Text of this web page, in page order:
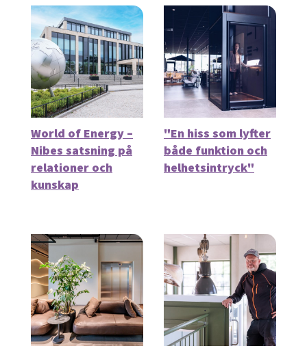
World of Energy –
Nibes satsning på
relationer och
kunskap
"En hiss som lyfter
både funktion och
helhetsintryck"